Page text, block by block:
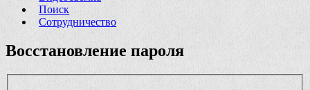
Поиск
Сотрудничество
Восстановление пароля